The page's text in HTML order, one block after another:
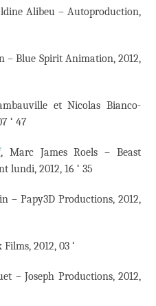
Alibeu – Autoproduction,
– Blue Spirit Animation, 2012,
et Nicolas Bianco-
‘ 47
, Marc James Roels – Beast
lundi, 2012, 16 ‘ 35
– Papy3D Productions, 2012,
2012, 03 ‘
– Joseph Productions, 2012,